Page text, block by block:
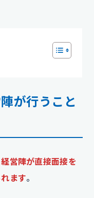
が行うこと
経営陣が直接面接を
ます。